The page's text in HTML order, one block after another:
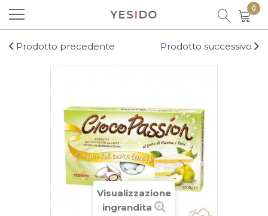
YESIDO 0
Prodotto precedente Prodotto successivo
Visualizzazione
ingrandita
Prodotto aggiunto al carrello con
successo!
prodotti nel carrello.
C'è un prodotto nel carrello